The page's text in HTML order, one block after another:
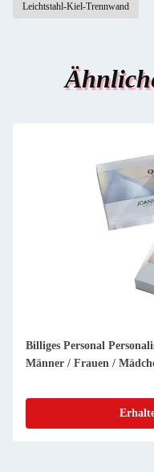
Leichtstahl-Kiel-Trennwand
Papier Verpackung Boxed
Unterwäsche Lagerkiste